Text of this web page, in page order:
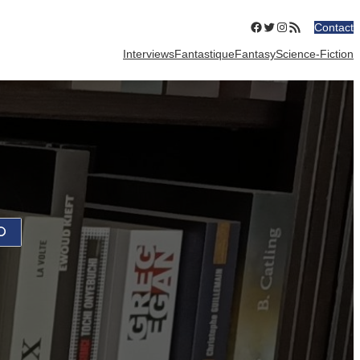
Facebook
Twitter
Instagram
Flux RSSContact
InterviewsFantastiqueFantasyScience-Fiction